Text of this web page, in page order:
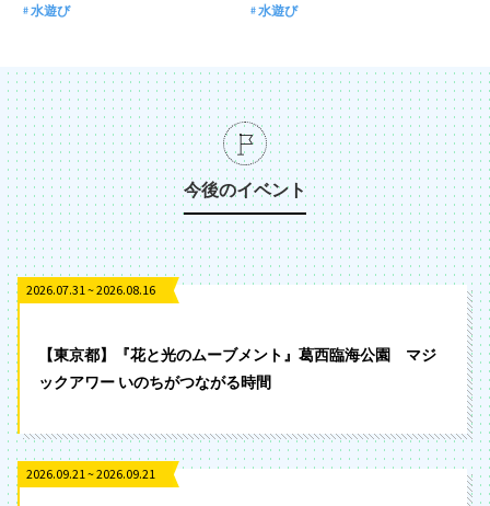
水遊び 水遊び
今後のイベント
2026.07.31 ~ 2026.08.16
【東京都】『花と光のムーブメント』葛西臨海公園 マジ
ックアワー いのちがつながる時間
2026.09.21 ~ 2026.09.21